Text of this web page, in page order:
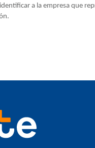
a la empresa que